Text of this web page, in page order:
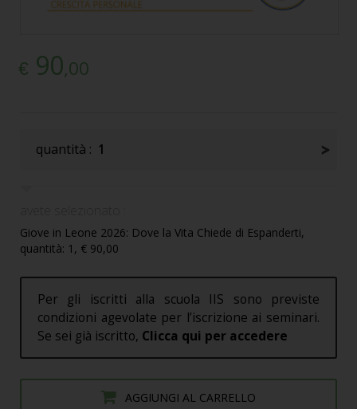
€ 90,00
quantità : 1
Giove in Leone 2026: Dove la Vita Chiede di Espanderti,
quantità: 1, € 90,00
Per gli iscritti alla scuola IIS sono previste
condizioni agevolate per l’iscrizione ai seminari.
Se sei già iscritto, Clicca qui per accedere
AGGIUNGI AL CARRELLO